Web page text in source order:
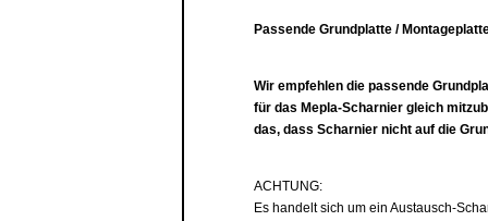
Passende Grundplatte /
Wir empfehlen die passende
für das Mepla-Scharnier gleich
das, dass Scharnier nicht auf die
ACHTUNG:
Es handelt sich um ein Austausch-